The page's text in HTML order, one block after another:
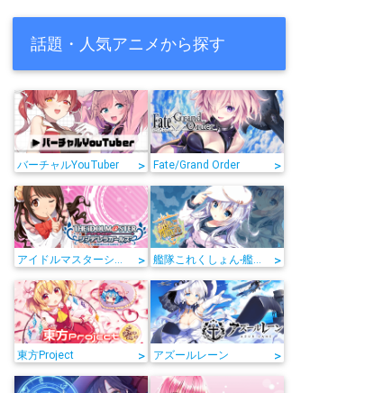
話題・人気アニメから探す
バーチャルYouTuber > Fate/Grand Order >
アイドルマスターシンデレラガールズ > 艦隊これくしょん-艦これ- >
東方Project > アズールレーン >